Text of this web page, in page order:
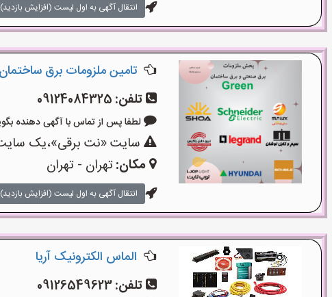
انتقال آگهی به اول لیست (افزایش بازدید)
تامین ملزومات برق
تلفن: 09124084325
لطفا پس از تماس با آگهی دهنده بگویید:
سایت «نت برقی»،یک سایت
مکان:تهران - تهران
انتقال آگهی به اول لیست (افزایش بازدید)
الماس الکترونیک آریا
تلفن:09126549623